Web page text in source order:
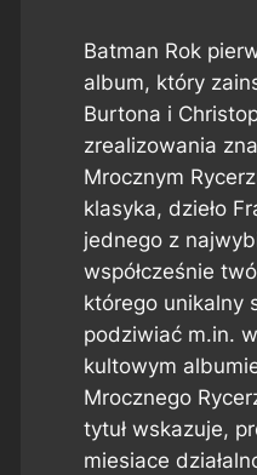
Batman Rok
album, który
Burtona i
zrealizowania
Mrocznym
klasyka, dzieło
jednego z
współcześnie
którego unikalny
podziwiać m.in.
kultowym
Mrocznego
tytuł wskazuje,
miesiace